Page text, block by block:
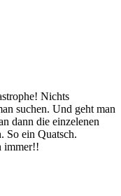
Nichts
suchen. Und geht man
dann die einzelenen
So ein Quatsch.
immer!!